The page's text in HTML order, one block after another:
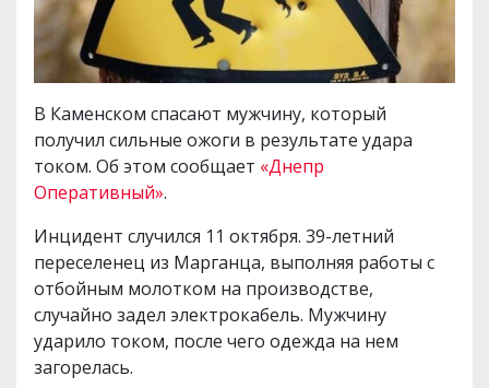
В Каменском спасают мужчину, который
получил сильные ожоги в результате удара
током. Об этом сообщает «Днепр
Оперативный».
Инцидент случился 11 октября. 39-летний
переселенец из Марганца, выполняя работы с
отбойным молотком на производстве,
случайно задел электрокабель. Мужчину
ударило током, после чего одежда на нем
загорелась.